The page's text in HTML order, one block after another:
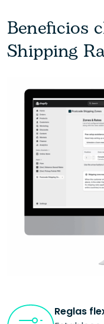
Beneficios
Shipping
Reglas